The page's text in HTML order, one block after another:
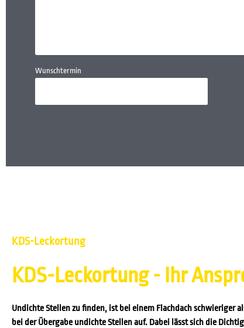
Wunschtermin
KDS-Leckortung
KDS-Leckortung - Ihr
Undichte Stellen zu finden, ist bei einem Flachdach schwieriger
bei der Übergabe undichte Stellen auf. Dabei lässt sich die